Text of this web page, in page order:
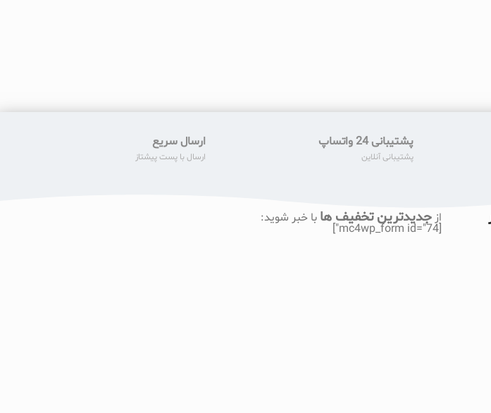
پشتیبانی 24 واتساپ
پشتیبانی آنلاین
ارسال سریع
ارسال با پست پیشتاز
ازجدیدترین تخفیف ها با خبر شوید:
[mc4wp_form id="74"]